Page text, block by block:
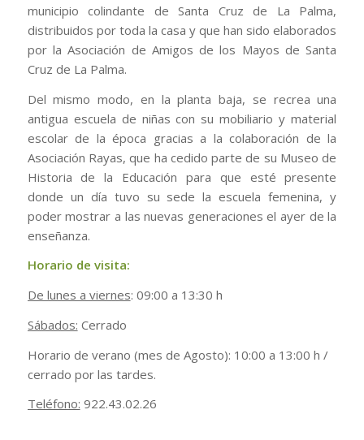
municipio colindante de Santa Cruz de La Palma,
distribuidos por toda la casa y que han sido elaborados
por la Asociación de Amigos de los Mayos de Santa
Cruz de La Palma.
Del mismo modo, en la planta baja, se recrea una
antigua escuela de niñas con su mobiliario y material
escolar de la época gracias a la colaboración de la
Asociación Rayas, que ha cedido parte de su Museo de
Historia de la Educación para que esté presente
donde un día tuvo su sede la escuela femenina, y
poder mostrar a las nuevas generaciones el ayer de la
enseñanza.
Horario de visita:
De lunes a viernes: 09:00 a 13:30 h
Sábados: Cerrado
Horario de verano (mes de Agosto): 10:00 a 13:00 h /
cerrado por las tardes.
Teléfono: 922.43.02.26